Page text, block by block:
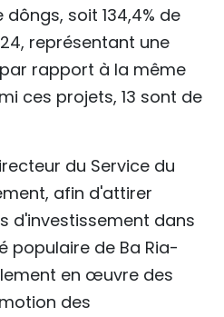
dôngs, soit 134,4% de
représentant une
rapport à la même
ces projets, 13 sont de
du Service du
afin d'attirer
d'investissement dans
populaire de Ba Ria-
en œuvre des
des